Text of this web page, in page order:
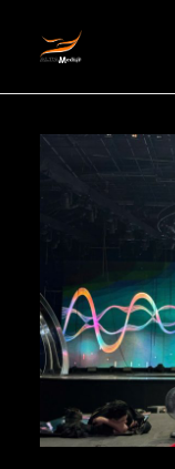
HOMEPAGE
PARTNERS
RECRUITMENT
CONTACT
EN